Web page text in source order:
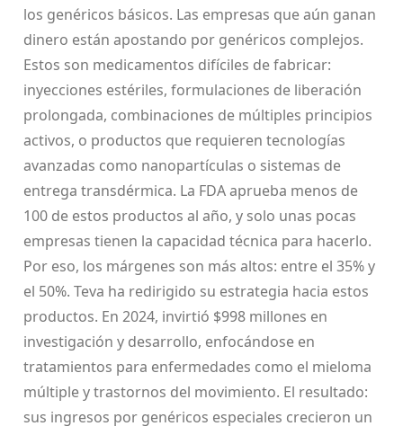
los genéricos básicos. Las empresas que aún ganan
dinero están apostando por genéricos complejos.
Estos son medicamentos difíciles de fabricar:
inyecciones estériles, formulaciones de liberación
prolongada, combinaciones de múltiples principios
activos, o productos que requieren tecnologías
avanzadas como nanopartículas o sistemas de
entrega transdérmica. La FDA aprueba menos de
100 de estos productos al año, y solo unas pocas
empresas tienen la capacidad técnica para hacerlo.
Por eso, los márgenes son más altos: entre el 35% y
el 50%. Teva ha redirigido su estrategia hacia estos
productos. En 2024, invirtió $998 millones en
investigación y desarrollo, enfocándose en
tratamientos para enfermedades como el mieloma
múltiple y trastornos del movimiento. El resultado:
sus ingresos por genéricos especiales crecieron un